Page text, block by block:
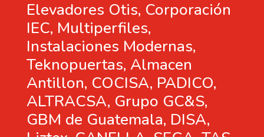
Elevadores Otis, Corporación
IEC, Multiperfiles,
Instalaciones Modernas,
Teknopuertas, Almacen
Antillon, COCISA, PADICO,
ALTRACSA, Grupo GC&S,
GBM de Guatemala, DISA,